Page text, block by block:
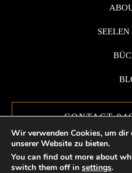
SEELEN
CONTACT
Wir verwenden Cookies, um
unserer Website zu bieten.
You can find out more about
switch them off in settings.